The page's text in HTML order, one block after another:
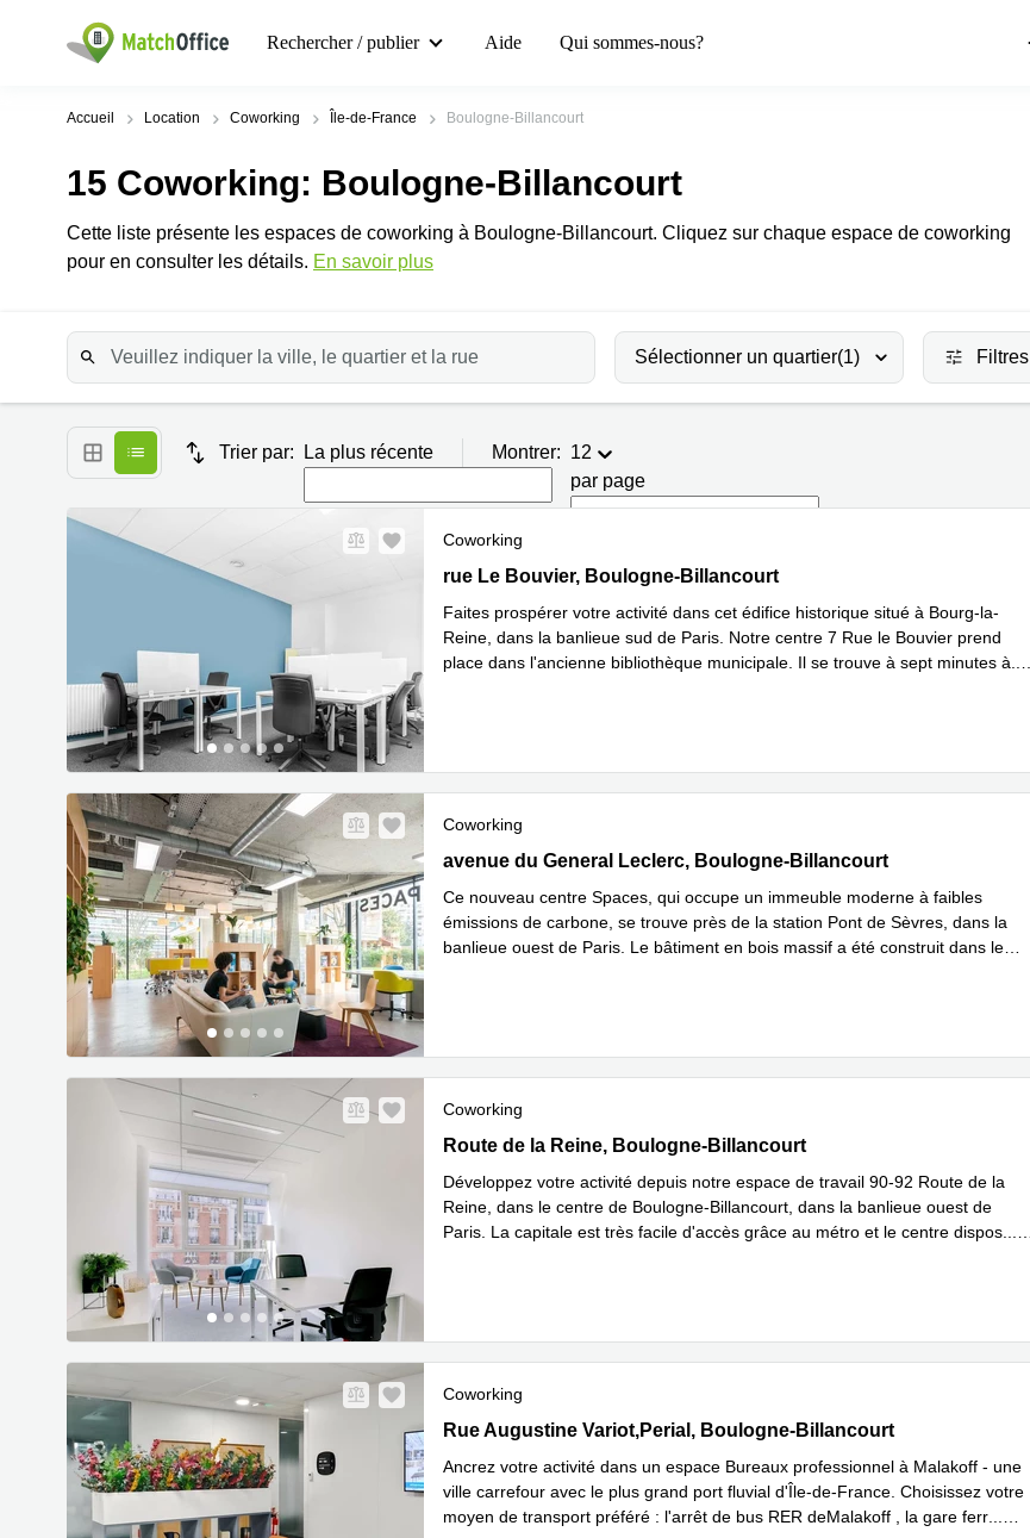
Rechercher / publier Aide Qui sommes-nous?
Accueil Location Coworking Île-de-France Boulogne-Billancourt
15 Coworking: Boulogne-Billancourt
Cette liste présente les espaces de coworking à Boulogne-Billancourt. Cliquez sur chaque espace de coworking
pour en consulter les détails. En savoir plus
Sélectionner un quartier(1) Filtres
Trier par: La plus récente Montrer: 12
par page
Coworking
7, rue Le Bouvier, Boulogne-Billancourt
rue Le Bouvier, Boulogne-Billancourt
Faites prospérer votre activité dans cet édifice historique situé à Bourg-la-
Reine, dans la banlieue sud de Paris. Notre centre 7 Rue le Bouvier prend
place dans l'ancienne bibliothèque municipale. Il se trouve à sept minutes à
Coworking
126 avenue du General Leclerc, Boulogne-Billancourt
avenue du General Leclerc, Boulogne-Billancourt
Ce nouveau centre Spaces, qui occupe un immeuble moderne à faibles
émissions de carbone, se trouve près de la station Pont de Sèvres, dans la
banlieue ouest de Paris. Le bâtiment en bois massif a été construit dans le
Coworking
90-92 Route de la Reine, Boulogne-Billancourt
Route de la Reine, Boulogne-Billancourt
Développez votre activité depuis notre espace de travail 90-92 Route de la
Reine, dans le centre de Boulogne-Billancourt, dans la banlieue ouest de
Paris. La capitale est très facile d'accès grâce au métro et le centre dispos
Coworking
1 Rue Augustine Variot,Perial, Boulogne-Billancourt
Rue Augustine Variot,Perial, Boulogne-Billancourt
Ancrez votre activité dans un espace Bureaux professionnel à Malakoff - une
ville carrefour avec le plus grand port fluvial d'Île-de-France. Choisissez votre
moyen de transport préféré : l'arrêt de bus RER deMalakoff , la gare ferr